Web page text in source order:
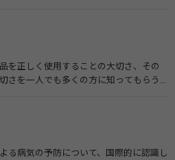
を正しく使用することの大切さ、その
さを一人でも多くの方に知ってもらう
保健指導リソースガイド）
る病気の予防について、国際的に認識し